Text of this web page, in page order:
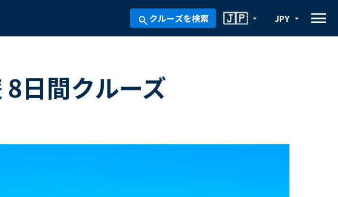
search クルーズを検索 arrow_drop_down
🇯🇵 arrow_drop_down
JPY menu
日間クルーズ